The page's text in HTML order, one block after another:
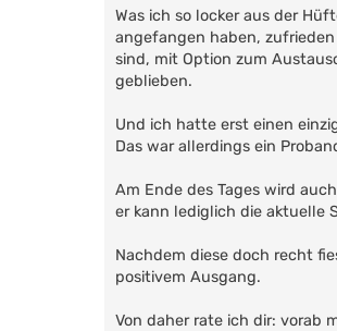
Was ich so locker aus der
angefangen haben,
sind, mit Option zum
geblieben.
Und ich hatte erst einen
Das war allerdings ein
Am Ende des Tages wird
er kann lediglich die aktuelle
Nachdem diese doch recht
positivem Ausgang.
Von daher rate ich dir: vorab